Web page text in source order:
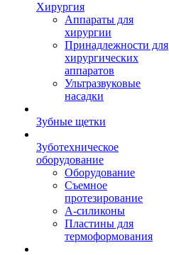
Хирургия
Аппараты для
хирургии
Принадлежности для
хирургических
аппаратов
Ультразвуковые
насадки
Зубные щетки
Зуботехническое
оборудование
Оборудование
Съемное
протезирование
А-силиконы
Пластины для
термоформования